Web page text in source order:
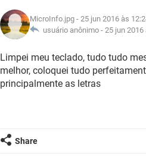
MicroInfo.jpg - 25 jun 2016 às
usuário anônimo - 25 jun 2016
Limpei meu teclado, tudo tudo
melhor, coloquei tudo
principalmente as letras
Share